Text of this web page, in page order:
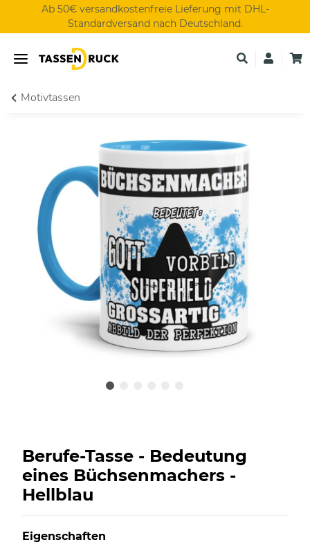
Ab 50€ versandkostenfreie Lieferung mit DHL-
Standardversand nach Deutschland.
Motivtassen
Berufe-Tasse - Bedeutung
eines Büchsenmachers -
Hellblau
Eigenschaften